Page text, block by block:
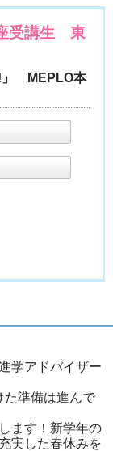
受講生 東
」 MEPLO本
学アドバイザー
た準備は進んで
ます！新学年の
実した春休みを